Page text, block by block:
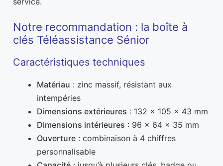
Notre recommandation : la boîte à
clés Téléassistance Sénior
Caractéristiques techniques
Matériau : zinc massif, résistant aux
intempéries
Dimensions extérieures : 132 × 105 × 43 mm
Dimensions intérieures : 96 × 64 × 35 mm
Ouverture : combinaison à 4 chiffres
personnalisable